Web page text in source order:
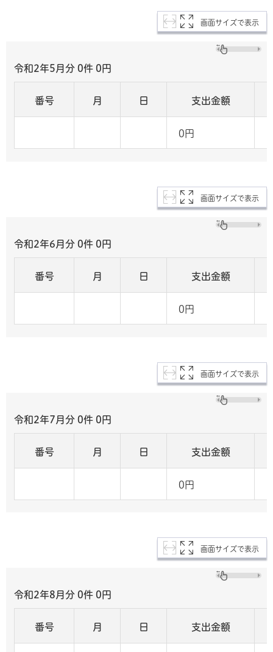
画面サイズで表示
令和2年5月分 0件 0 円
番号 月 日 支出金額
0円
画面サイズで表示
令和2年6月分 0件 0 円
番号 月 日 支出金額
0円
画面サイズで表示
令和2年7月分 0件 0円
番号 月 日 支出金額
0円
画面サイズで表示
令和2年8月分 0件 0 円
番号 月 日 支出金額